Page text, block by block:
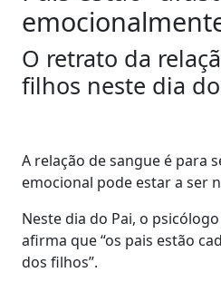
O retrato da
filhos neste dia
A relação de sangue é para
emocional pode estar a ser
Neste dia do Pai, o
afirma que “os pais estão
dos filhos”.